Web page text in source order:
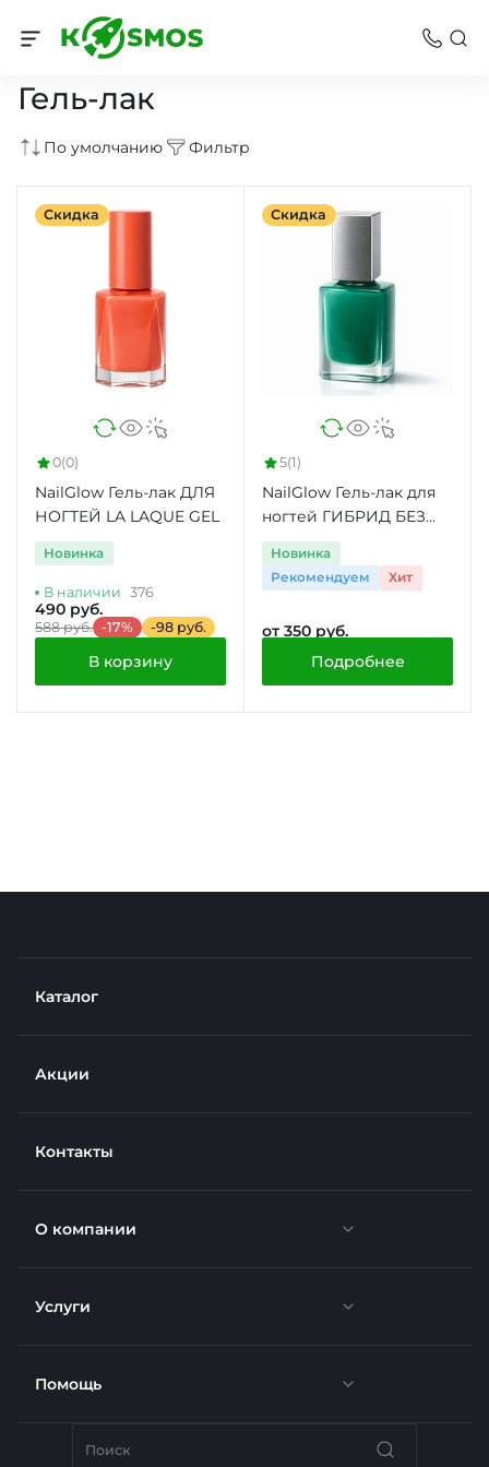
Уход за ногтями
Гель-лак
По умолчанию Фильтр
Скидка
0(0)
NailGlow Гель-лак ДЛЯ
НОГТЕЙ LA LAQUE GEL
Новинка
В наличии 376
490 руб.
588 руб. -17% -98 руб.
В корзину
Скидка
5(1)
NailGlow Гель-лак для
ногтей ГИБРИД БЕЗ
УФ ЛАМПЫ
Новинка
Рекомендуем
Хит
от 350 руб.
Подробнее
Каталог
Акции
Контакты
О компании
Новости
Отзывы
Вакансии
Услуги
Доставка
Недвижимость
Помощь